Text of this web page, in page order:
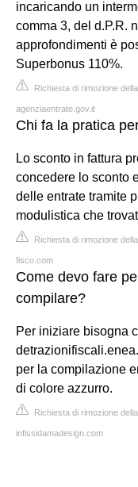
incaricando un
comma 3, del d.P.R.
approfondimenti è
Superbonus 110%.
Richiesta di rimozione
agenziaentrate.gov.it
Chi fa la pratica
Lo sconto in fattura
concedere lo sconto
delle entrate tramite
modulistica che
Richiesta di rimozione
fisco.com
Come devo fare
compilare?
Per iniziare bisogna
per la compilazione
di colore azzurro.
Richiesta di rimozione
infissidamadesign.com